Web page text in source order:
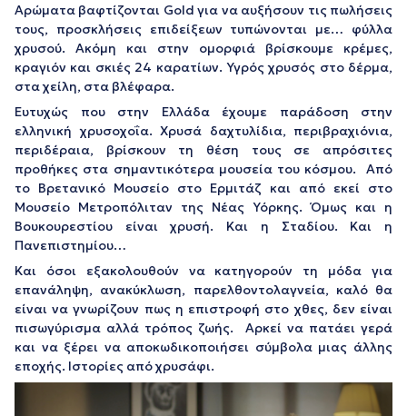
Αρώματα βαφτίζονται Gold για να αυξήσουν τις πωλήσεις
τους, προσκλήσεις επιδείξεων τυπώνονται με… φύλλα
χρυσού. Ακόμη και στην ομορφιά βρίσκουμε κρέμες,
κραγιόν και σκιές 24 καρατίων. Υγρός χρυσός στο δέρμα,
στα χείλη, στα βλέφαρα.
Ευτυχώς που στην Ελλάδα έχουμε παράδοση στην
ελληνική χρυσοχοΐα. Χρυσά δαχτυλίδια, περιβραχιόνια,
περιδέραια, βρίσκουν τη θέση τους σε απρόσιτες
προθήκες στα σημαντικότερα μουσεία του κόσμου. Από
το Βρετανικό Μουσείο στο Ερμιτάζ και από εκεί στο
Μουσείο Μετροπόλιταν της Νέας Υόρκης. Όμως και η
Βουκουρεστίου είναι χρυσή. Και η Σταδίου. Και η
Πανεπιστημίου…
Και όσοι εξακολουθούν να κατηγορούν τη μόδα για
επανάληψη, ανακύκλωση, παρελθοντολαγνεία, καλό θα
είναι να γνωρίζουν πως η επιστροφή στο χθες, δεν είναι
πισωγύρισμα αλλά τρόπος ζωής. Αρκεί να πατάει γερά
και να ξέρει να αποκωδικοποιήσει σύμβολα μιας άλλης
εποχής. Ιστορίες από χρυσάφι.